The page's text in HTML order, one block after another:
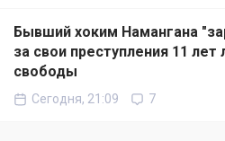
Бывший хоким Намангана
за свои преступления 11 лет
свободы
Сегодня, 21:09 7